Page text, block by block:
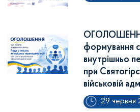
формування
внутрішньо
при
військовій
29 червня